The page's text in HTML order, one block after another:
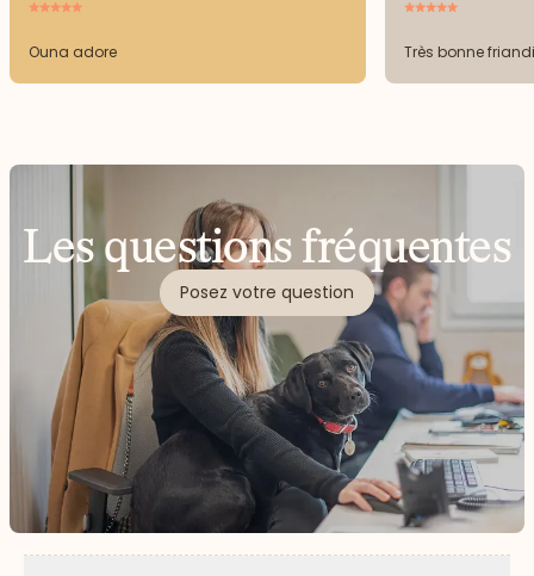
Ouna adore Très bonne
Les questions fréquentes
Posez votre question